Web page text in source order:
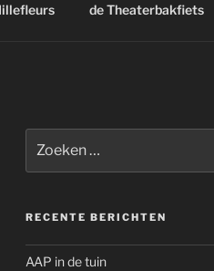
de Theaterbakfiets
naar:
RECENTE BERICHTEN
AAP in de tuin